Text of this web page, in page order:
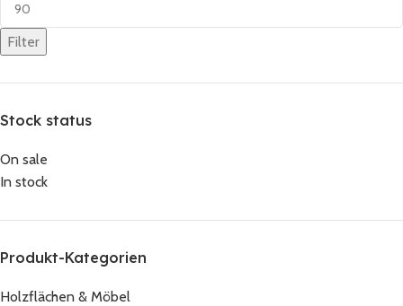
Filter
Stock status
On sale
In stock
Produkt-Kategorien
Holzflächen & Möbel